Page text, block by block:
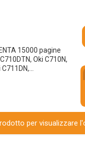
15000 pagine
Oki C710N,
per visualizzare